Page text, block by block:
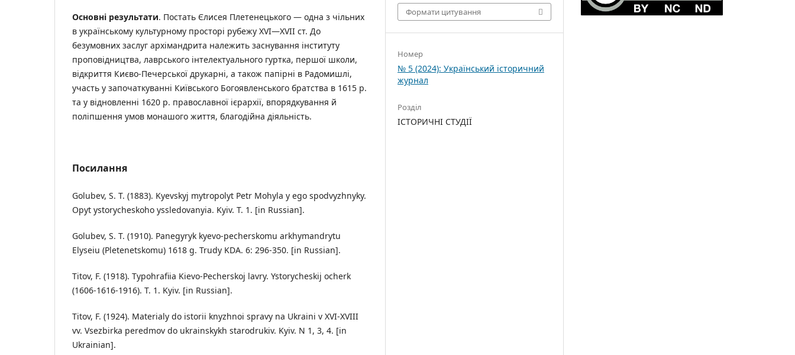
Основні результати. Постать Єлисея Плетенецького — одна з чільних
в українському культурному просторі рубежу XVI—XVII ст. До
безумовних заслуг архімандрита належить заснування інституту
проповідництва, лаврського інтелектуального гуртка, першої школи,
відкриття Києво-Печерської друкарні, а також папірні в Радомишлі,
участь у започаткуванні Київського Богоявленського братства в 1615 р.
та у відновленні 1620 р. православної ієрархії, впорядкування й
поліпшення умов монашого життя, благодійна діяльність.
Посилання
Golubev, S. T. (1883). Kyevskyj mytropolyt Petr Mohyla y ego spodvyzhnyky.
Opyt ystorycheskoho yssledovanyia. Kyiv. T. 1. [in Russian].
Golubev, S. T. (1910). Panegyryk kyevo-pecherskomu arkhymandrytu
Elyseiu (Pletenetskomu) 1618 g. Trudy KDA. 6: 296-350. [in Russian].
Titov, F. (1918). Typohrafiia Kievo-Pecherskoj lavry. Ystorycheskij ocherk
(1606-1616-1916). T. 1. Kyiv. [in Russian].
Titov, F. (1924). Materialy do istorii knyzhnoi spravy na Ukraini v XVI-XVIII
vv. Vsezbirka peredmov do ukrainskykh starodrukiv. Kyiv. N 1, 3, 4. [in
Ukrainian].
Формати цитування
Номер
№ 5 (2024): Український історичний
журнал
Розділ
ІСТОРИЧНІ СТУДІЇ